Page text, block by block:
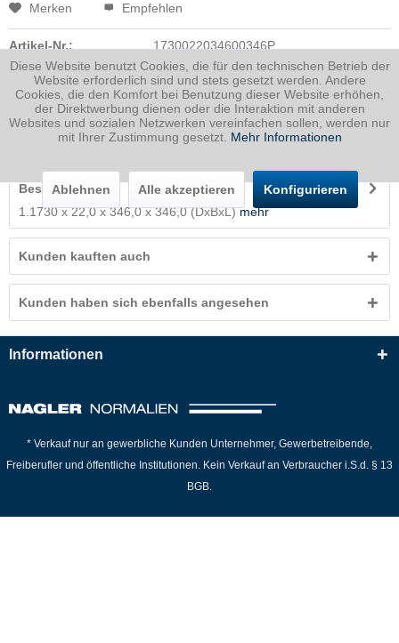
Merken Empfehlen
Artikel-Nr.: 1730022034600346P
Dicke
22 mm
Breite
346 mm
Länge
346 mm
20.67Kg
Beschreibung
1.1730 x 22,0 x 346,0 x 346,0 (DxBxL)mehr
Kunden kauften auch
Kunden haben sich ebenfalls angesehen
Informationen
* Verkauf nur an gewerbliche Kunden Unternehmer, Gewerbetreibende,
Freiberufler und öffentliche Institutionen. Kein Verkauf an Verbraucher i.S.d. § 13
BGB.
Diese Website benutzt Cookies, die für den technischen Betrieb der
Website erforderlich sind und stets gesetzt werden. Andere
Cookies, die den Komfort bei Benutzung dieser Website erhöhen,
der Direktwerbung dienen oder die Interaktion mit anderen
Websites und sozialen Netzwerken vereinfachen sollen, werden nur
mit Ihrer Zustimmung gesetzt. Mehr Informationen
Ablehnen Alle akzeptieren Konfigurieren